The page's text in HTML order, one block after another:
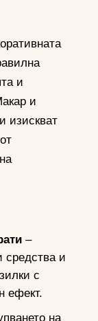
и
и
изискват
–
средства и
с
ефект.
на